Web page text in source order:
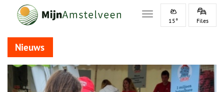
Toggle navigation
15° Files
Nieuws